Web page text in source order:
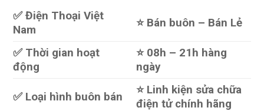
✅ Điện Thoại Việt
Nam
⭐️ Bán buôn – Bán Lẻ
✅ Thời gian hoạt
động
⭐️ 08h – 21h hàng
ngày
✅ Loại hình buôn bán
⭐️ Linh kiện sửa chữa
điện tử chính hãng